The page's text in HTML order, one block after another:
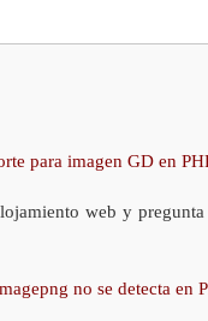
para imagen GD en
web y
no se detecta en